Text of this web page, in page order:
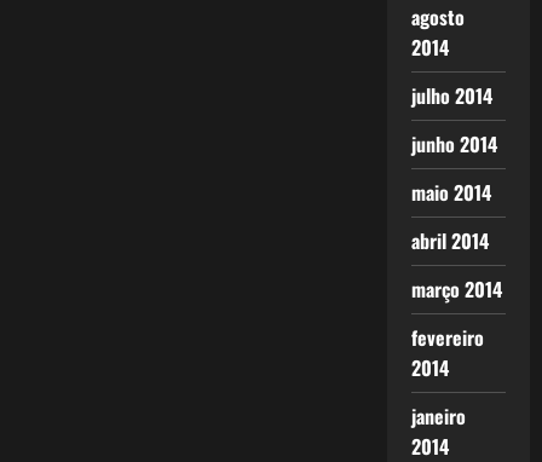
agosto
2014
julho 2014
junho 2014
maio 2014
abril 2014
março 2014
fevereiro
2014
janeiro
2014